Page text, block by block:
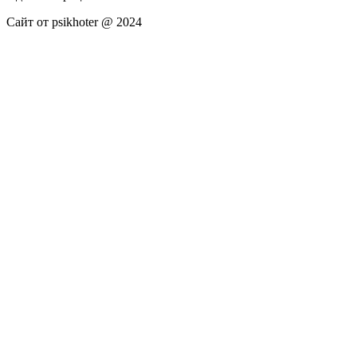
Сайт от psikhoter @ 2024